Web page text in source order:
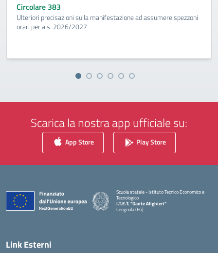
Circolare 383
Ulteriori precisazioni sulla manifestazione ad assumere spezzoni
orari per a.s. 2026/2027
Scarica la nostra app ufficiale su:
App Store Play Store
Scuola statale - Istituto Tecnico Economico e
Tecnologico
I.T.E.T. "Dante Alighieri"
Cerignola (FG)
— Visita la pagina iniziale della scuola
Link Esterni